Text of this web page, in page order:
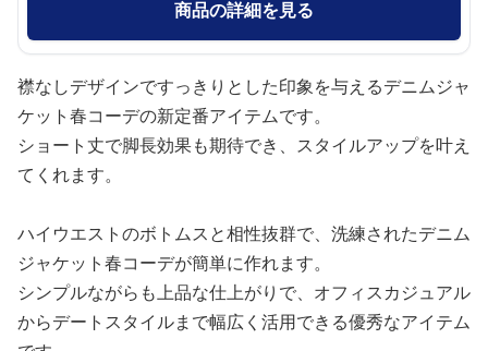
商品の詳細を見る
襟なしデザインですっきりとした印象を与えるデニムジャ
ケット春コーデの新定番アイテムです。
ショート丈で脚長効果も期待でき、スタイルアップを叶え
てくれます。
ハイウエストのボトムスと相性抜群で、洗練されたデニム
ジャケット春コーデが簡単に作れます。
シンプルながらも上品な仕上がりで、オフィスカジュアル
からデートスタイルまで幅広く活用できる優秀なアイテム